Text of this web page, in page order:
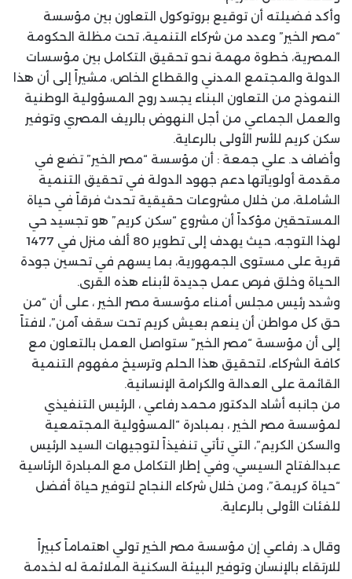
وأكد فضيلته أن توقيع بروتوكول التعاون بين مؤسسة
“مصر الخير” وعدد من شركاء التنمية، تحت مظلة الحكومة
المصرية، خطوة مهمة نحو تحقيق التكامل بين مؤسسات
الدولة والمجتمع المدني والقطاع الخاص، مشيراً إلى أن هذا
النموذج من التعاون البناء يجسد روح المسؤولية الوطنية
والعمل الجماعي من أجل النهوض بالريف المصري وتوفير
سكن كريم للأسر الأولى بالرعاية.
وأضاف د. علي جمعة : أن مؤسسة “مصر الخير” تضع في
مقدمة أولوياتها دعم جهود الدولة في تحقيق التنمية
الشاملة، من خلال مشروعات حقيقية تحدث فرقاً في حياة
المستحقين مؤكداً أن مشروع “سكن كريم” هو تجسيد حي
لهذا التوجه، حيث يهدف إلى تطوير 80 ألف منزل في 1477
قرية على مستوى الجمهورية، بما يسهم في تحسين جودة
الحياة وخلق فرص عمل جديدة لأبناء هذه القرى.
وشدد رئيس مجلس أمناء مؤسسة مصر الخير ، على أن “من
حق كل مواطن أن ينعم بعيش كريم تحت سقف آمن”، لافتاً
إلى أن مؤسسة “مصر الخير” ستواصل العمل بالتعاون مع
كافة الشركاء، لتحقيق هذا الحلم وترسيخ مفهوم التنمية
القائمة على العدالة والكرامة الإنسانية.
من جانبه أشاد الدكتور محمد رفاعي ، الرئيس التنفيذي
لمؤسسة مصر الخير ، بمبادرة “المسؤولية المجتمعية
والسكن الكريم”، التي تأتي تنفيذاً لتوجيهات السيد الرئيس
عبدالفتاح السيسي، وفي إطار التكامل مع المبادرة الرئاسية
“حياة كريمة”، ومن خلال شركاء النجاح لتوفير حياة أفضل
للفئات الأولى بالرعاية.
وقال د. رفاعي إن مؤسسة مصر الخير تولي اهتماماً كبيراً
للارتقاء بالإنسان وتوفير البيئة السكنية الملائمة له لخدمة